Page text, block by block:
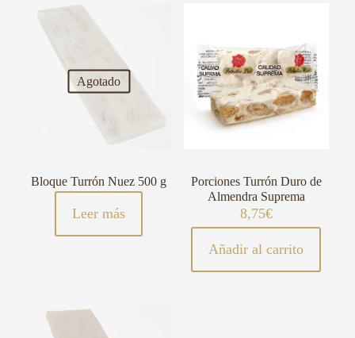
Agotado
Bloque Turrón Nuez 500 g
Leer más
Porciones Turrón Duro de
Almendra Suprema
8,75€
Añadir al carrito